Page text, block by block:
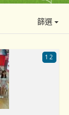
篩選
12